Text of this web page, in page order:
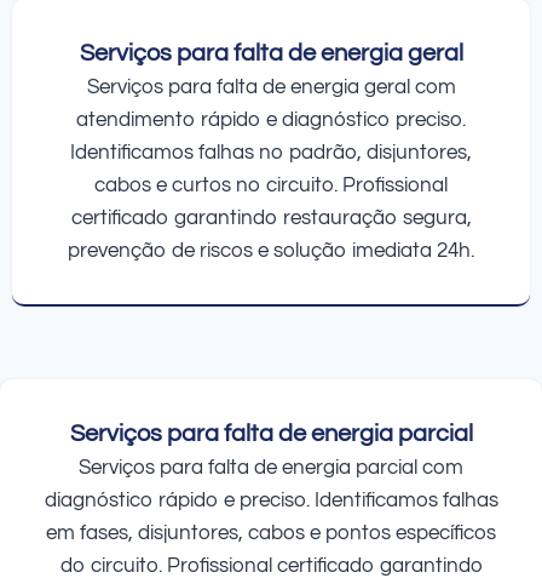
Serviços para falta de energia geral
Serviços para falta de energia geral com
atendimento rápido e diagnóstico preciso.
Identificamos falhas no padrão, disjuntores,
cabos e curtos no circuito. Profissional
certificado garantindo restauração segura,
prevenção de riscos e solução imediata 24h.
Serviços para falta de energia parcial
Serviços para falta de energia parcial com
diagnóstico rápido e preciso. Identificamos falhas
em fases, disjuntores, cabos e pontos específicos
do circuito. Profissional certificado garantindo